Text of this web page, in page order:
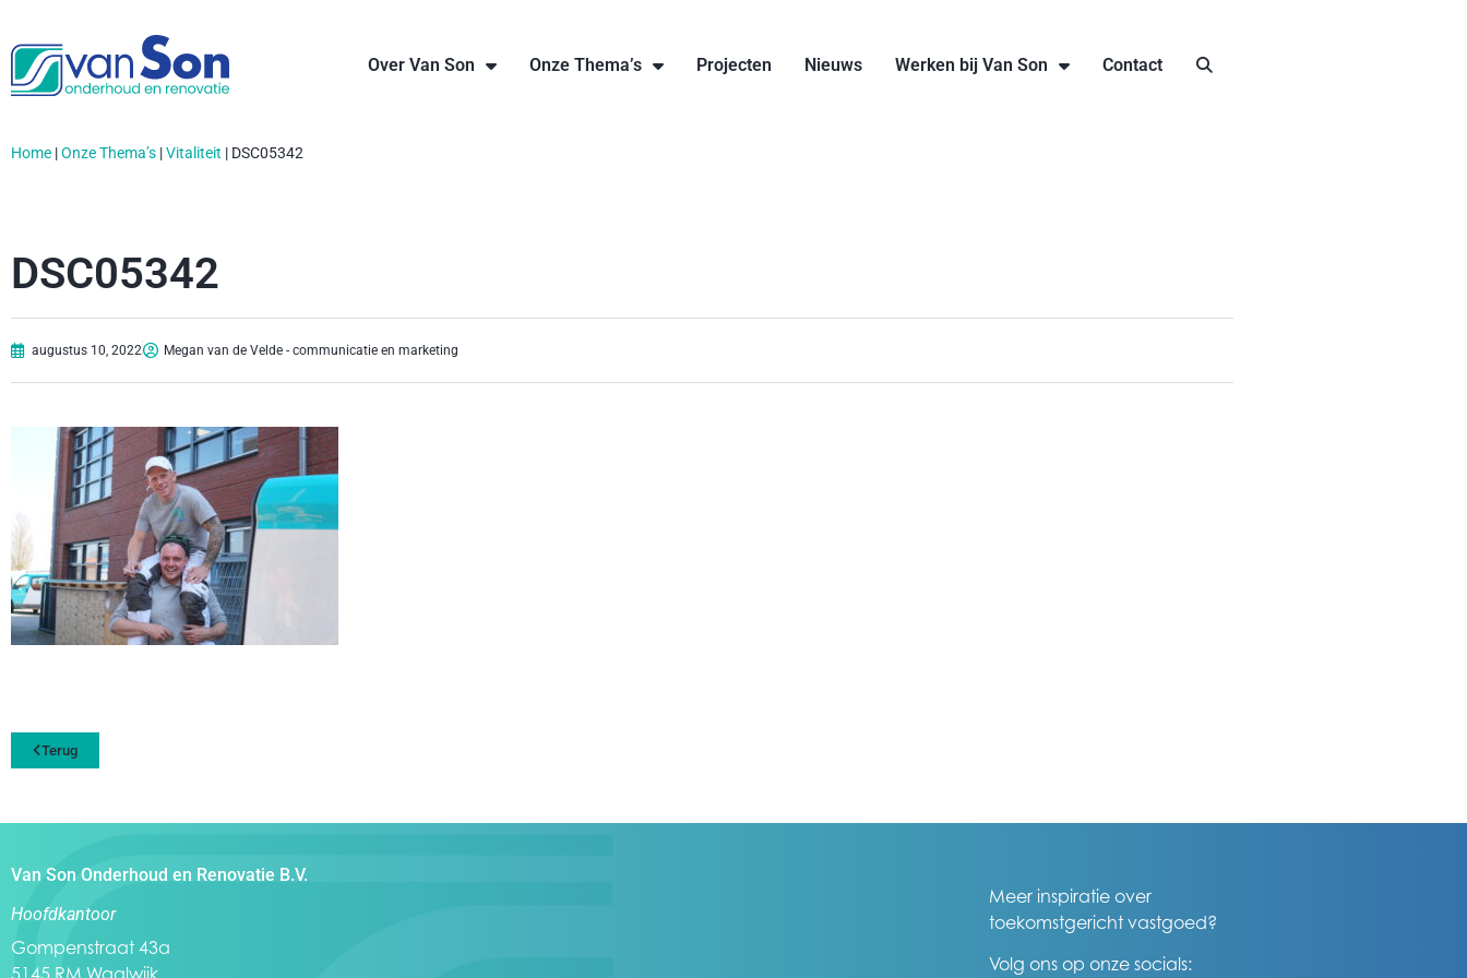
Over Van Son Onze Thema’s Projecten Nieuws Werken bij Van Son Contact
Home |Onze Thema’s |Vitaliteit | DSC05342
DSC05342
augustus 10, 2022 Megan van de Velde - communicatie en marketing
Terug
Van Son Onderhoud en Renovatie B.V.
Hoofdkantoor
Gompenstraat 43a
Meer inspiratie over
toekomstgericht vastgoed?
Volg ons op onze socials: